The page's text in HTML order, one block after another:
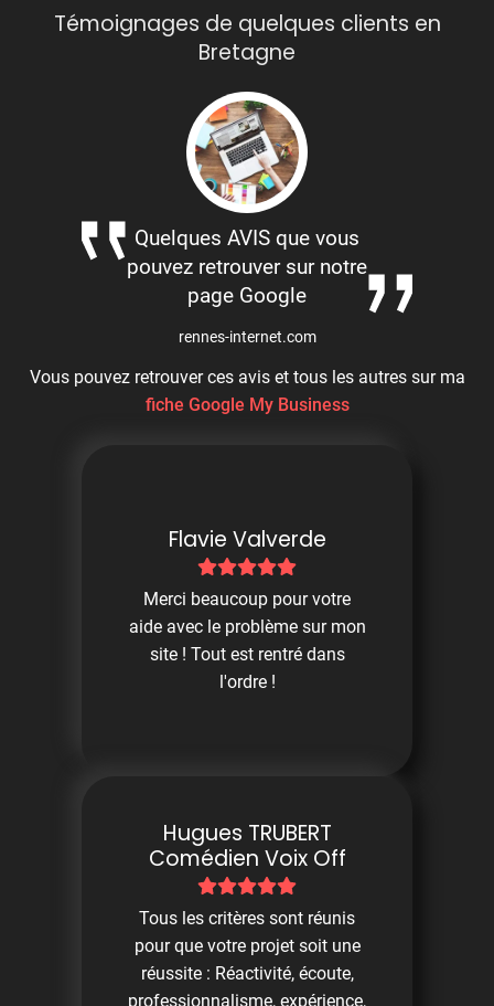
Témoignages de quelques clients en
Bretagne
Quelques AVIS que vous
pouvez retrouver sur notre
page Google
rennes-internet.com
Vous pouvez retrouver ces avis et tous les autres sur ma
fiche Google My Business
Flavie Valverde
Merci beaucoup pour votre
aide avec le problème sur mon
site ! Tout est rentré dans
l'ordre !
Hugues TRUBERT
Comédien Voix Off
Tous les critères sont réunis
pour que votre projet soit une
réussite : Réactivité, écoute,
professionnalisme, expérience,